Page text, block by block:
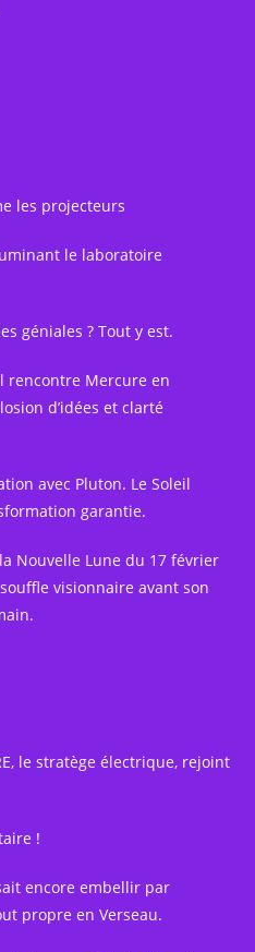
les projecteurs
le laboratoire
géniales ? Tout y est.
rencontre Mercure en
d’idées et clarté
avec Pluton. Le Soleil
garantie.
Nouvelle Lune du 17 février
visionnaire avant son
le stratège électrique, rejoint
!
encore embellir par
propre en Verseau.